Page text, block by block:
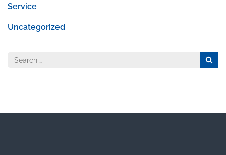
Service
Uncategorized
Search